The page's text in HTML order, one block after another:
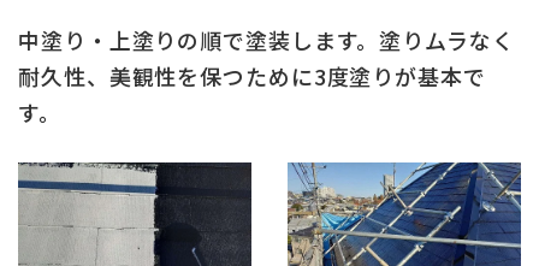
中塗り・上塗りの順で塗装します。塗りムラなく
耐久性、美観性を保つために3度塗りが基本で
す。